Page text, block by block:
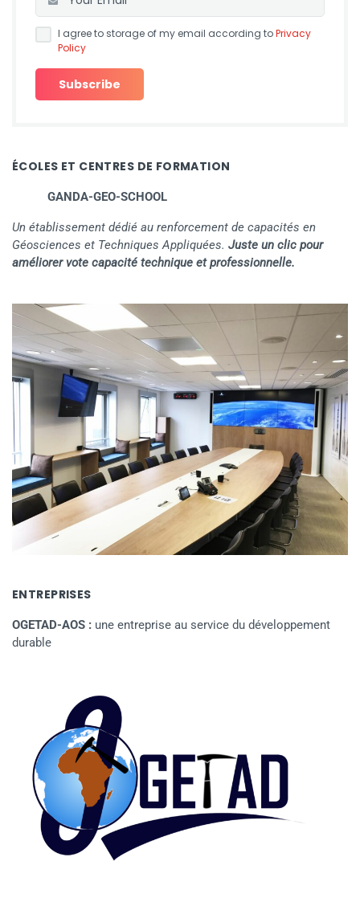
I agree to storage of my email according toPrivacy
Policy
ÉCOLES ET CENTRES DE FORMATION
GANDA-GEO-SCHOOL
Un établissement dédié au renforcement de capacités en
Géosciences et Techniques Appliquées. Juste un clic pour
améliorer vote capacité technique et professionnelle.
ENTREPRISES
OGETAD-AOS : une entreprise au service du développement
durable